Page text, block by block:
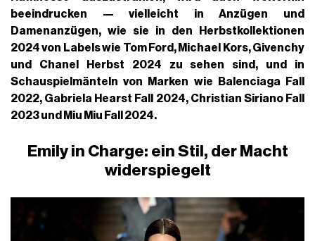
beeindrucken — vielleicht in Anzügen und
Damenanzügen, wie sie in den Herbstkollektionen
2024 von Labels wie Tom Ford , Michael Kors,Givenchy
und Chanel Herbst 2024 zu sehen sind, und in
Schauspielmänteln von Marken wie Balenciaga Fall
2022, Gabriela Hearst Fall 2024, Christian Siriano Fall
2023 und Miu Miu Fall 2024.
Emily in Charge: ein Stil, der Macht
widerspiegelt